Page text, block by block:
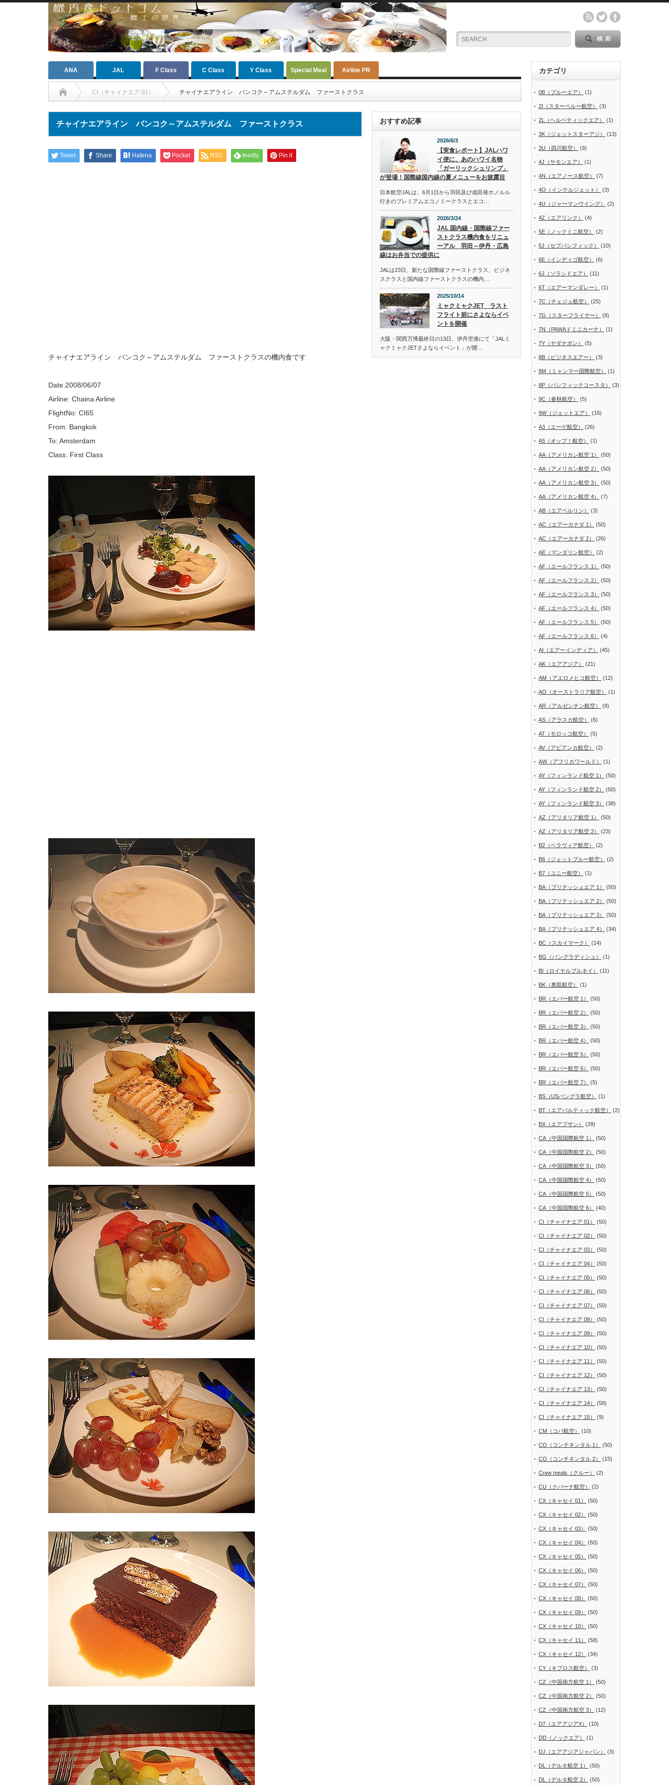
ANA JAL F Class C Class Y Class Special Meal Airline PR
CI（チャイナエア 01） チャイナエアライン バンコク～アムステルダム ファーストクラス
チャイナエアライン バンコク～アムステルダム ファーストクラス
Tweet Share Hatena Pocket RSS feedly Pin it
チャイナエアライン バンコク～アムステルダム ファーストクラスの機内食です
Date:2008/06/07
Airline: Chaina Airline
FlightNo: CI65
From: Bangkok
To: Amsterdam
Class: First Class
おすすめ記事
2026/6/3
【実食レポート】JALハワ
イ便に、あのハワイ名物
「ガーリックシュリンプ」
が登場！国際線国内線の夏メニューをお披露目
日本航空JALは、6月1日から羽田及び成田発ホノルル
行きのプレミアムエコノミークラスとエコ…
2026/3/24
JAL 国内線・国際線ファー
ストクラス機内食をリニュ
ーアル 羽田～伊丹・広島
線はお弁当での提供に
JALは23日、新たな国際線ファーストクラス、ビジネ
スクラスと国内線ファーストクラスの機内…
2025/10/14
ミャクミャクJET ラスト
フライト前にさよならイベ
ントを開催
大阪・関西万博最終日の13日、伊丹空港にて「JALミ
ャクミャクJETさよならイベント」が開…
カテゴリ
0B（ブルーエア） (1)
2I（スターペルー航空） (3)
2L（ヘルベティックエア） (1)
3K（ジェットスターアジ） (13)
3U（四川航空） (9)
4J（サモンエア） (1)
4N（エアノース航空） (7)
4O（インテルジェット） (3)
4U（ジャーマンウイング） (2)
4Z（エアリンク） (4)
5E（ノックミニ航空） (2)
5J（セブパシフィック） (10)
6E（インディゴ航空） (6)
6J（ソラシドエア） (11)
6T（エアーマンダレー） (1)
7C（チェジュ航空） (25)
7G（スターフライヤー） (8)
7N（PAWAドミニカーナ） (1)
7Y（ヤダナポン） (5)
8B（ビジネスエアー） (3)
8M（ミャンマー国際航空） (1)
8P（パシフィックコースタ） (3)
9C（春秋航空） (5)
9W（ジェットエア） (16)
A3（エーゲ航空） (26)
A5（オップ！航空） (1)
AA（アメリカン航空 1） (50)
AA（アメリカン航空 2） (50)
AA（アメリカン航空 3） (50)
AA（アメリカン航空 4） (7)
AB（エアベルリン） (3)
AC（エアーカナダ 1） (50)
AC（エアーカナダ 2） (26)
AE（マンダリン航空） (2)
AF（エールフランス 1） (50)
AF（エールフランス 2） (50)
AF（エールフランス 3） (50)
AF（エールフランス 4） (50)
AF（エールフランス 5） (50)
AF（エールフランス 6） (4)
AI（エアーインディア） (45)
AK（エアアジア） (21)
AM（アエロメヒコ航空） (12)
AO（オーストラリア航空） (1)
AR（アルゼンチン航空） (8)
AS（アラスカ航空） (6)
AT（モロッコ航空） (5)
AV（アビアンカ航空） (2)
AW（アフリカワールド） (1)
AY（フィンランド航空 1） (50)
AY（フィンランド航空 2） (50)
AY（フィンランド航空 3） (38)
AZ（アリタリア航空 1） (50)
AZ（アリタリア航空 2） (23)
B2（ベラヴィア航空） (2)
B6（ジェットブルー航空） (2)
B7（ユニー航空） (1)
BA（ブリテッシュエア 1） (50)
BA（ブリテッシュエア 2） (50)
BA（ブリテッシュエア 3） (50)
BA（ブリテッシュエア 4） (34)
BC（スカイマーク） (14)
BG（バングラディシュ） (1)
BI（ロイヤルブルネイ） (11)
BK（奥凱航空） (1)
BR（エバー航空 1） (50)
BR（エバー航空 2） (50)
BR（エバー航空 3） (50)
BR（エバー航空 4） (50)
BR（エバー航空 5） (50)
BR（エバー航空 6） (50)
BR（エバー航空 7） (5)
BS（USバングラ航空） (1)
BT（エアバルティック航空） (2)
BX（エアプサン） (28)
CA（中国国際航空 1） (50)
CA（中国国際航空 2） (50)
CA（中国国際航空 3） (50)
CA（中国国際航空 4） (50)
CA（中国国際航空 5） (50)
CA（中国国際航空 6） (40)
CI（チャイナエア 01） (50)
CI（チャイナエア 02） (50)
CI（チャイナエア 03） (50)
CI（チャイナエア 04） (50)
CI（チャイナエア 05） (50)
CI（チャイナエア 06） (50)
CI（チャイナエア 07） (50)
CI（チャイナエア 08） (50)
CI（チャイナエア 09） (50)
CI（チャイナエア 10） (50)
CI（チャイナエア 11） (50)
CI（チャイナエア 12） (50)
CI（チャイナエア 13） (50)
CI（チャイナエア 14） (58)
CI（チャイナエア 15） (9)
CM（コパ航空） (10)
CO（コンチネンタル 1） (50)
CO（コンチネンタル 2） (15)
Crew meals（クルー） (2)
CU（クバーナ航空） (2)
CX（キャセイ 01） (50)
CX（キャセイ 02） (50)
CX（キャセイ 03） (50)
CX（キャセイ 04） (50)
CX（キャセイ 05） (50)
CX（キャセイ 06） (50)
CX（キャセイ 07） (50)
CX（キャセイ 08） (50)
CX（キャセイ 09） (50)
CX（キャセイ 10） (50)
CX（キャセイ 11） (58)
CX（キャセイ 12） (34)
CY（キプロス航空） (3)
CZ（中国南方航空 1） (50)
CZ（中国南方航空 2） (50)
CZ（中国南方航空 3） (12)
D7（エアアジアX） (10)
DD（ノックエア） (1)
DJ（エアアジアジャパン） (3)
DL（デルタ航空 1） (50)
DL（デルタ航空 2） (50)